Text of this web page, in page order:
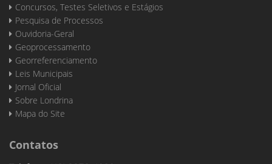
Concursos, Testes Seletivos e Estágios
Pesquisa de Processos
Ouvidoria-Geral
Geoprocessamento
Georreferenciamento
Leis Municipais
Jornal Oficial
Sobre Londrina
Mapa do Site
Contatos